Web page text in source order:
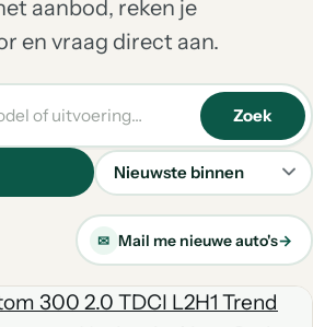
aanbod, reken je
en vraag direct aan.
Sorteren
Zoek
✉ Mail me nieuwe auto's→